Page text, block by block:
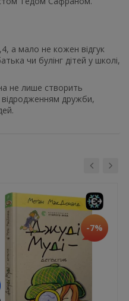
а мало не кожен відгук
чи булінг дітей у школі,
не лише створить
відродженням дружби,
-7%